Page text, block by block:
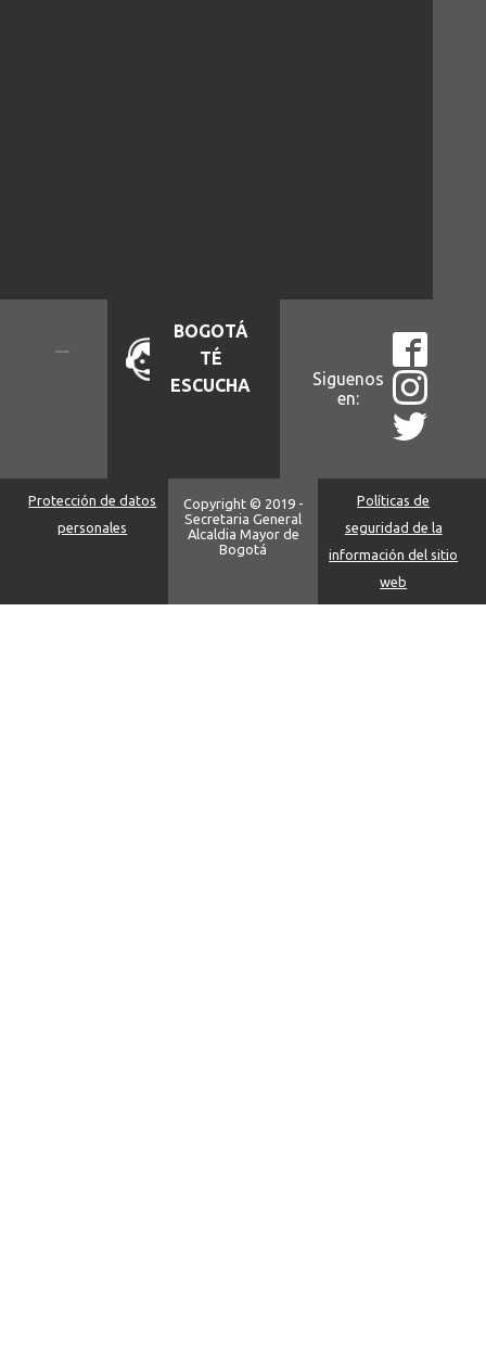
BOGOTÁ
TÉ
ESCUCHA
Siguenos
en:
Protección de datos
personales
Copyright © 2019 -
Secretaria General
Alcaldia Mayor de
Bogotá
Políticas de
seguridad de la
información del sitio
web